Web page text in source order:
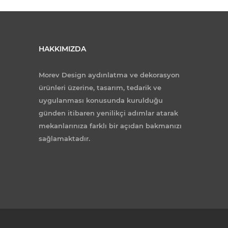
HAKKIMIZDA
Morev Design aydınlatma ve dekorasyon
ürünleri üzerine, tasarım, tedarik ve
uygulanması konusunda kurulduğu
günden itibaren yenilikçi adımlar atarak
mekanlarınıza farklı bir açıdan bakmanızı
sağlamaktadır.